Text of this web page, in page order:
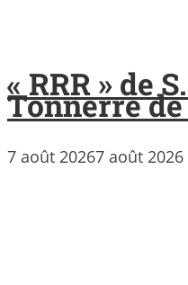
« RRR » de
Tonnerre
7 août 20267 août 2026